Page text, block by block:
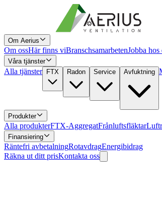
Om Aerius
Om ossHär finns viBranschsamarbetenJobba hos
Våra tjänster
Alla tjänster FTX Radon Service Avfuktning
Produkter
Alla produkterFTX-AggregatFrånluftsfläktar
Finansiering
Räntefri avbetalningRotavdragEnergibidrag
Räkna ut ditt prisKontakta oss